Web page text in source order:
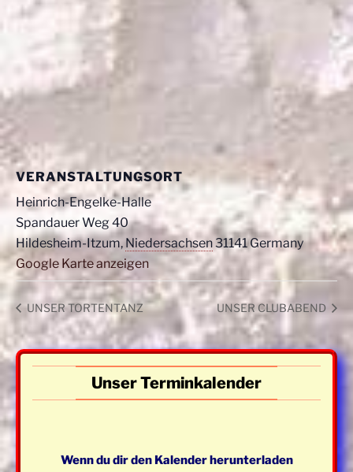
VERANSTALTUNGSORT
Heinrich-Engelke-Halle
Spandauer Weg 40
Hildesheim-Itzum, Niedersachsen31141 Germany
Google Karte anzeigen
UNSER TORTENTANZ UNSER CLUBABEND
Unser Terminkalender
Wenn du dir den Kalender herunterladen